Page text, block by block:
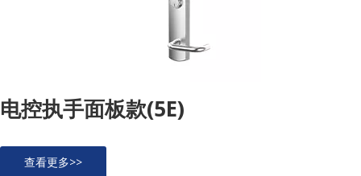
电控执手面板款(5E)
查看更多>>